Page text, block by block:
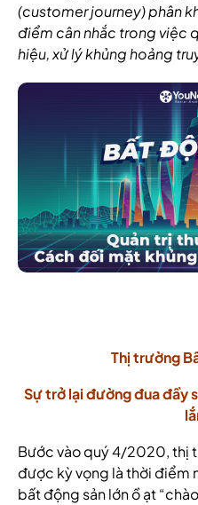
(customer journey) phân
điểm cân nhắc trong việc
hiệu, xử lý khủng hoảng
Thị trường
Sự trở lại đường đua đầy
Bước vào quý 4/2020, thị
được kỳ vọng là thời điểm
bất động sản lớn ồ ạt